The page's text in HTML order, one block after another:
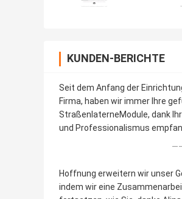
KUNDEN-BERICHTE
Seit dem Anfang der
Firma, haben wir immer Ihre
StraßenlaterneModule, dank
und Professionalismus
Hoffnung erweitern wir unser
indem wir eine